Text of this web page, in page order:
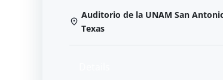
Auditorio de la UNAM San
Texas